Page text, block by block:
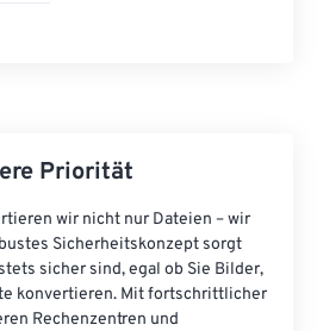
Priorität
wir nicht nur Dateien – wir
Sicherheitskonzept sorgt
sicher sind, egal ob Sie Bilder,
konvertieren. Mit fortschrittlicher
Rechenzentren und